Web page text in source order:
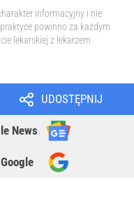
informacyjny i nie
powinno za każdym
lekarskiej z lekarzem
UDOSTĘPNIJ
News